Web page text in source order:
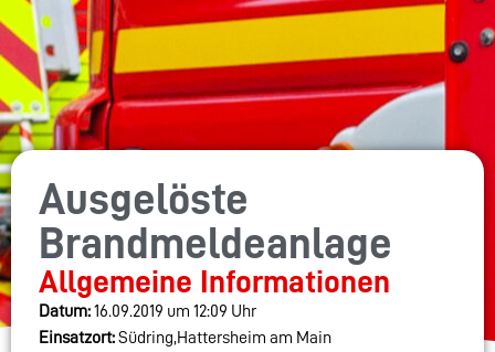
Ausgelöste
Brandmeldeanlage
Allgemeine Informationen
Datum:16.09.2019 um 12:09 Uhr
Einsatzort:Südring,Hattersheim am Main